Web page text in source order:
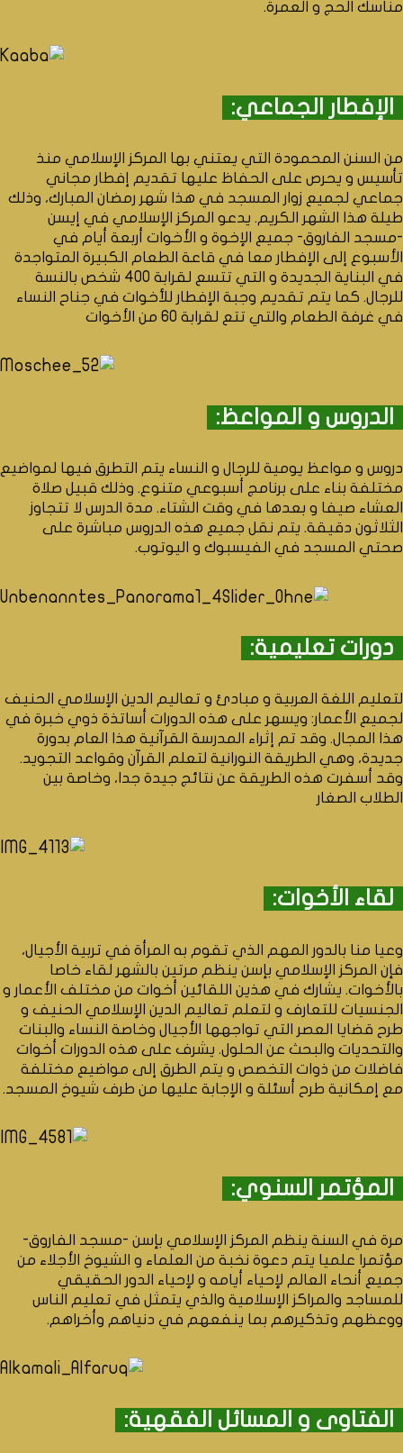
مناسك الحج و العمرة.
الإفطار الجماعي:
من السنن المحمودة التي يعتني بها المركز الإسلامي منذ
تأسيس و يحرص على الحفاظ عليها تقديم إفطار مجاني
جماعي لجميع زوار المسجد في هذا شهر رمضان المبارك، وذلك
طيلة هذا الشهر الكريم. يدعو المركز الإسلامي في إيسن
-مسجد الفاروق- جميع الإخوة و الأخوات أربعة أيام في
الأسبوع إلى الإفطار معا في قاعة الطعام الكبيرة المتواجدة
في البناية الجديدة و التي تتسع لقرابة 400 شخص بالنسة
للرجال. كما يتم تقديم وجبة الإفطار للأخوات في جناح النساء
في غرفة الطعام والتي تتع لقرابة 60 من الأخوات
الدروس و المواعظ:
دروس و مواعظ يومية للرجال و النساء يتم التطرق فيها لمواضيع
مختلفة بناء على برنامج أسبوعي متنوع. وذلك قبيل صلاة
العشاء صيفا و بعدها في وقت الشتاء. مدة الدرس لا تتجاوز
الثلاثون دقيقة. يتم نقل جميع هذه الدروس مباشرة على
صحتي المسجد في الفيسبوك و اليوتوب.
دورات تعليمية:
لتعليم اللغة العربية و مبادئ و تعاليم الدين الإسلامي الحنيف
لجميع الأعمار: ويسهر على هذه الدورات أساتذة ذوي خبرة في
هذا المجال. وقد تم إثراء المدرسة القرآنية هذا العام بدورة
جديدة، وهي الطريقة النورانية لتعلم القرآن وقواعد التجويد.
وقد أسفرت هذه الطريقة عن نتائج جيدة جدا، وخاصة بين
الطلاب الصغار
لقاء الأخوات:
وعيا منا بالدور المهم الذي تقوم به المرأة في تربية الأجيال،
فإن المركز الإسلامي بإسن ينظم مرتين بالشهر لقاء خاصا
بالأخوات. يشارك في هذين اللقائين أخوات من مختلف الأعمار و
الجنسيات للتعارف و لتعلم تعاليم الدين الإسلامي الحنيف و
طرح قضايا العصر التي تواجهها الأجيال وخاصة النساء والبنات
والتحديات والبحث عن الحلول. يشرف على هذه الدورات أخوات
فاضلات من ذوات التخصص و يتم الطرق إلى مواضيع مختلفة
مع إمكانية طرح أسئلة و الإجابة عليها من طرف شيوخ المسجد.
المؤتمر السنوي:
مرة في السنة ينظم المركز الإسلامي بإسن -مسجد الفاروق-
مؤتمرا علميا يتم دعوة نخبة من العلماء و الشيوخ الأجلاء من
جميع أنحاء العالم لإحياء أيامه و لإحياء الدور الحقيقي
للمساجد والمراكز الإسلامية والذي يتمثل في تعليم الناس
ووعظهم وتذكيرهم بما ينفعهم في دنياهم وأخراهم.
الفتاوى و المسائل الفقهية: